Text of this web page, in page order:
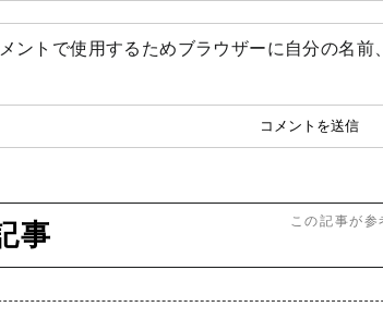
ントで使用するためブラウザーに自分の名
事 この記事が参